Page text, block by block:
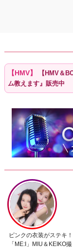
【HMV＆
ム教えます』販売中
ピンクの衣装がステキ！
「ME:I」MIU＆KEIKO撮